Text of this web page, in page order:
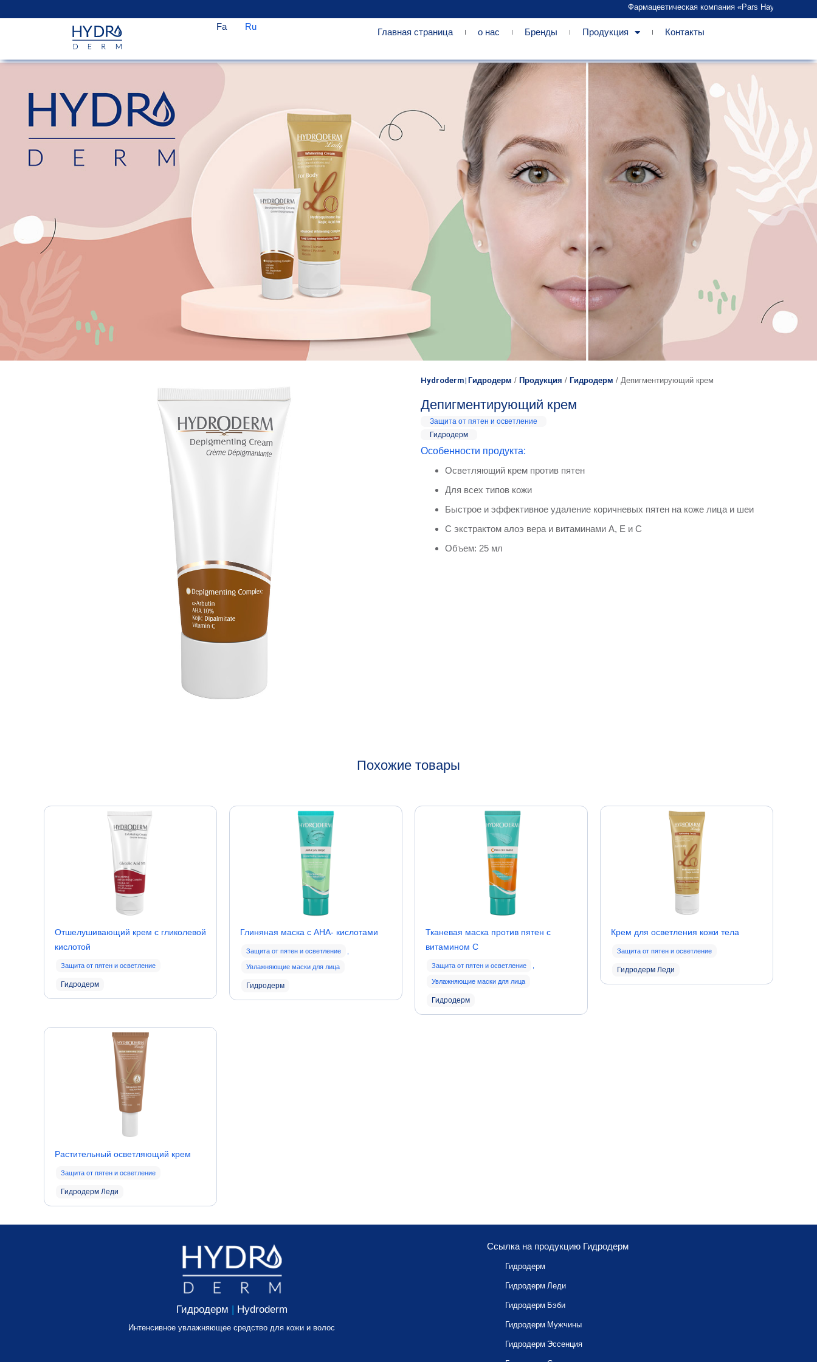
Фармацевтическая компания «Pars Hayan» признана
Fa Ru
Главная страница о нас Бренды Продукция Контакты
Hydroderm | Гидродерм / Продукция / Гидродерм / Депигментирующий крем
Депигментирующий крем
Защита от пятен и осветление
Гидродерм
Особенности продукта:
Осветляющий крем против пятен
Для всех типов кожи
Быстрое и эффективное удаление коричневых пятен на коже лица и шеи
С экстрактом алоэ вера и витаминами А, Е и С
Объем: 25 мл
Похожие товары
Отшелушивающий крем с гликолевой
кислотой
Защита от пятен и осветление
Гидродерм
Глиняная маска с AHA- кислотами
Защита от пятен и осветление ,
Увлажняющие маски для лица
Гидродерм
Тканевая маска против пятен с
витамином С
Защита от пятен и осветление ,
Увлажняющие маски для лица
Гидродерм
Крем для осветления кожи тела
Защита от пятен и осветление
Гидродерм Леди
Растительный осветляющий крем
Защита от пятен и осветление
Гидродерм Леди
Гидродерм | Hydroderm
Интенсивное увлажняющее средство для кожи и волос
Ссылка на продукцию Гидродерм
Гидродерм
Гидродерм Леди
Гидродерм Бэби
Гидродерм Мужчины
Гидродерм Эссенция